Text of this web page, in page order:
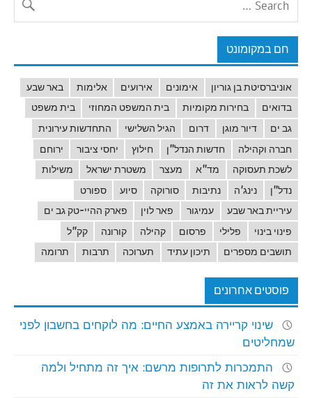
חם במקומונט
אוניברסיטת בן גוריון אימונים אירועים אלימות
באר שבע
בדואים
בחירות מקומיות בית המשפט המחוזי
בית משפט
גב ים
דיור מוגן דרום הגיל השלישי
התחדשות עירונית
חברה וקהילה
חדשות הנדל"ן חילוץ יחסי ציבור
ירוחם
לשכת תעסוקה
מד"א מעצר משטרת ישראל
משילות
נדל"ן
נינג'ה נתיבות סורוקה סיוע
ספורט
עיריית באר שבע
עמיגור פאר לוין
פארק ההיי-טק גב ים
פינוי בינוי
פלילי פרסום קהילה קורונה
קק"ל
תושבים מספרים
תיכון עתיד תערוכה תרבות תרומה
פוסטים אחרונים
שינוי קריירה באמצע החיים: מה לוקחים בחשבון לפני
שמחליטים
התמכרות לתרופות מרשם: איך זה מתחיל ולמה
קשה לראות את זה